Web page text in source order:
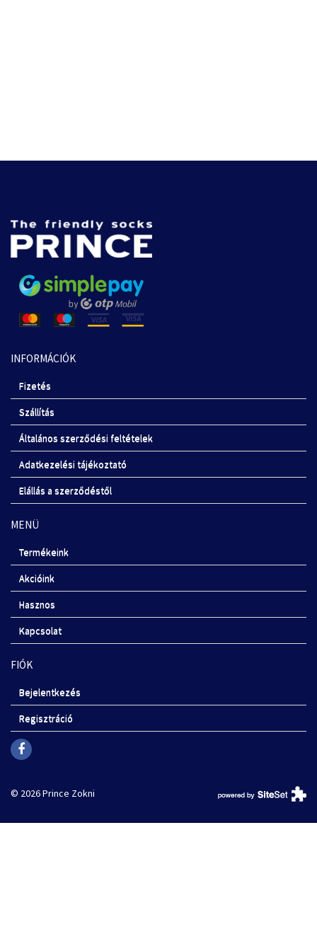
INFORMÁCIÓK
Fizetés
Szállítás
Általános szerződési feltételek
Adatkezelési tájékoztató
Elállás a szerződéstől
MENÜ
Termékeink
Akcióink
Hasznos
Kapcsolat
FIÓK
Bejelentkezés
Regisztráció
© 2026 Prince Zokni